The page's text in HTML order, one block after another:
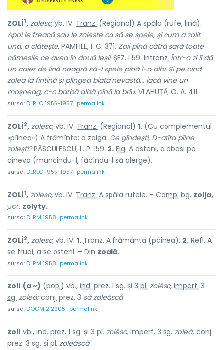
ZOLÍ1, zolesc, vb. IV. Tranz. (Regional) A spăla (rufe, lină).
Apoi le freacă sau le zolește ca să se spele, și cum a zolit
una, o clătește. PAMFILE, I. C. 371. Zoii pînă cătră sară toate
cămeșile ce avea în două leșii. ȘEZ. I 59. Intranz. Într-o zi îi dă
un caier de lină neagră să-l spele pînă l-o albi. Și pe cînd
zolea la fintină și plîngea biata nevastă... iacă vine un
moșneag, c-o barbă albă pînă la brîu. VLAHUȚĂ, O. A. 411.
sursa:DLRLC 1955-1957 permalink
ZOLÍ2, zolesc, vb. IV. Tranz. (Regional) 1. (Cu complementul
«pîinea») A frămînta; a zolga. Ce gîndești, D-atîta pîine
zolești?PĂSCULESCU, L. P. 159. 2. Fig. A osteni, a obosi pe
cineva (muncindu-l, făcîndu-l să alerge).
sursa:DLRLC 1955-1957 permalink
ZOLÍ1, zolesc, vb. IV. Tranz. A spăla rufele. – Comp. bg. zolja,
ucr. zolyty.
sursa:DLRM 1958 permalink
ZOLÍ2, zolesc, vb. IV. 1. Tranz. A frământa (pâinea). 2. Refl. A
se trudi, a se osteni. – Din zoală.
sursa:DLRM 1958 permalink
zolí (a ~) (pop.) vb., ind. prez. 1 sg. și 3 pl. zolésc, imperf. 3
sg. zoleá; conj. prez. 3 să zoleáscă
sursa:DOOM 2 2005 permalink
zolí vb., ind. prez. 1 sg. și 3 pl. zolésc, imperf. 3 sg. zoleá;conj.
prez. 3 sg. și pl. zoleáscă